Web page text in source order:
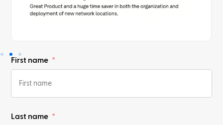
First name
Last name